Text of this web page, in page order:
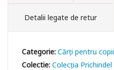
Detalii legate de retur
Categorie:Cărți pentru copii
Colectie:Colecția Prichindel